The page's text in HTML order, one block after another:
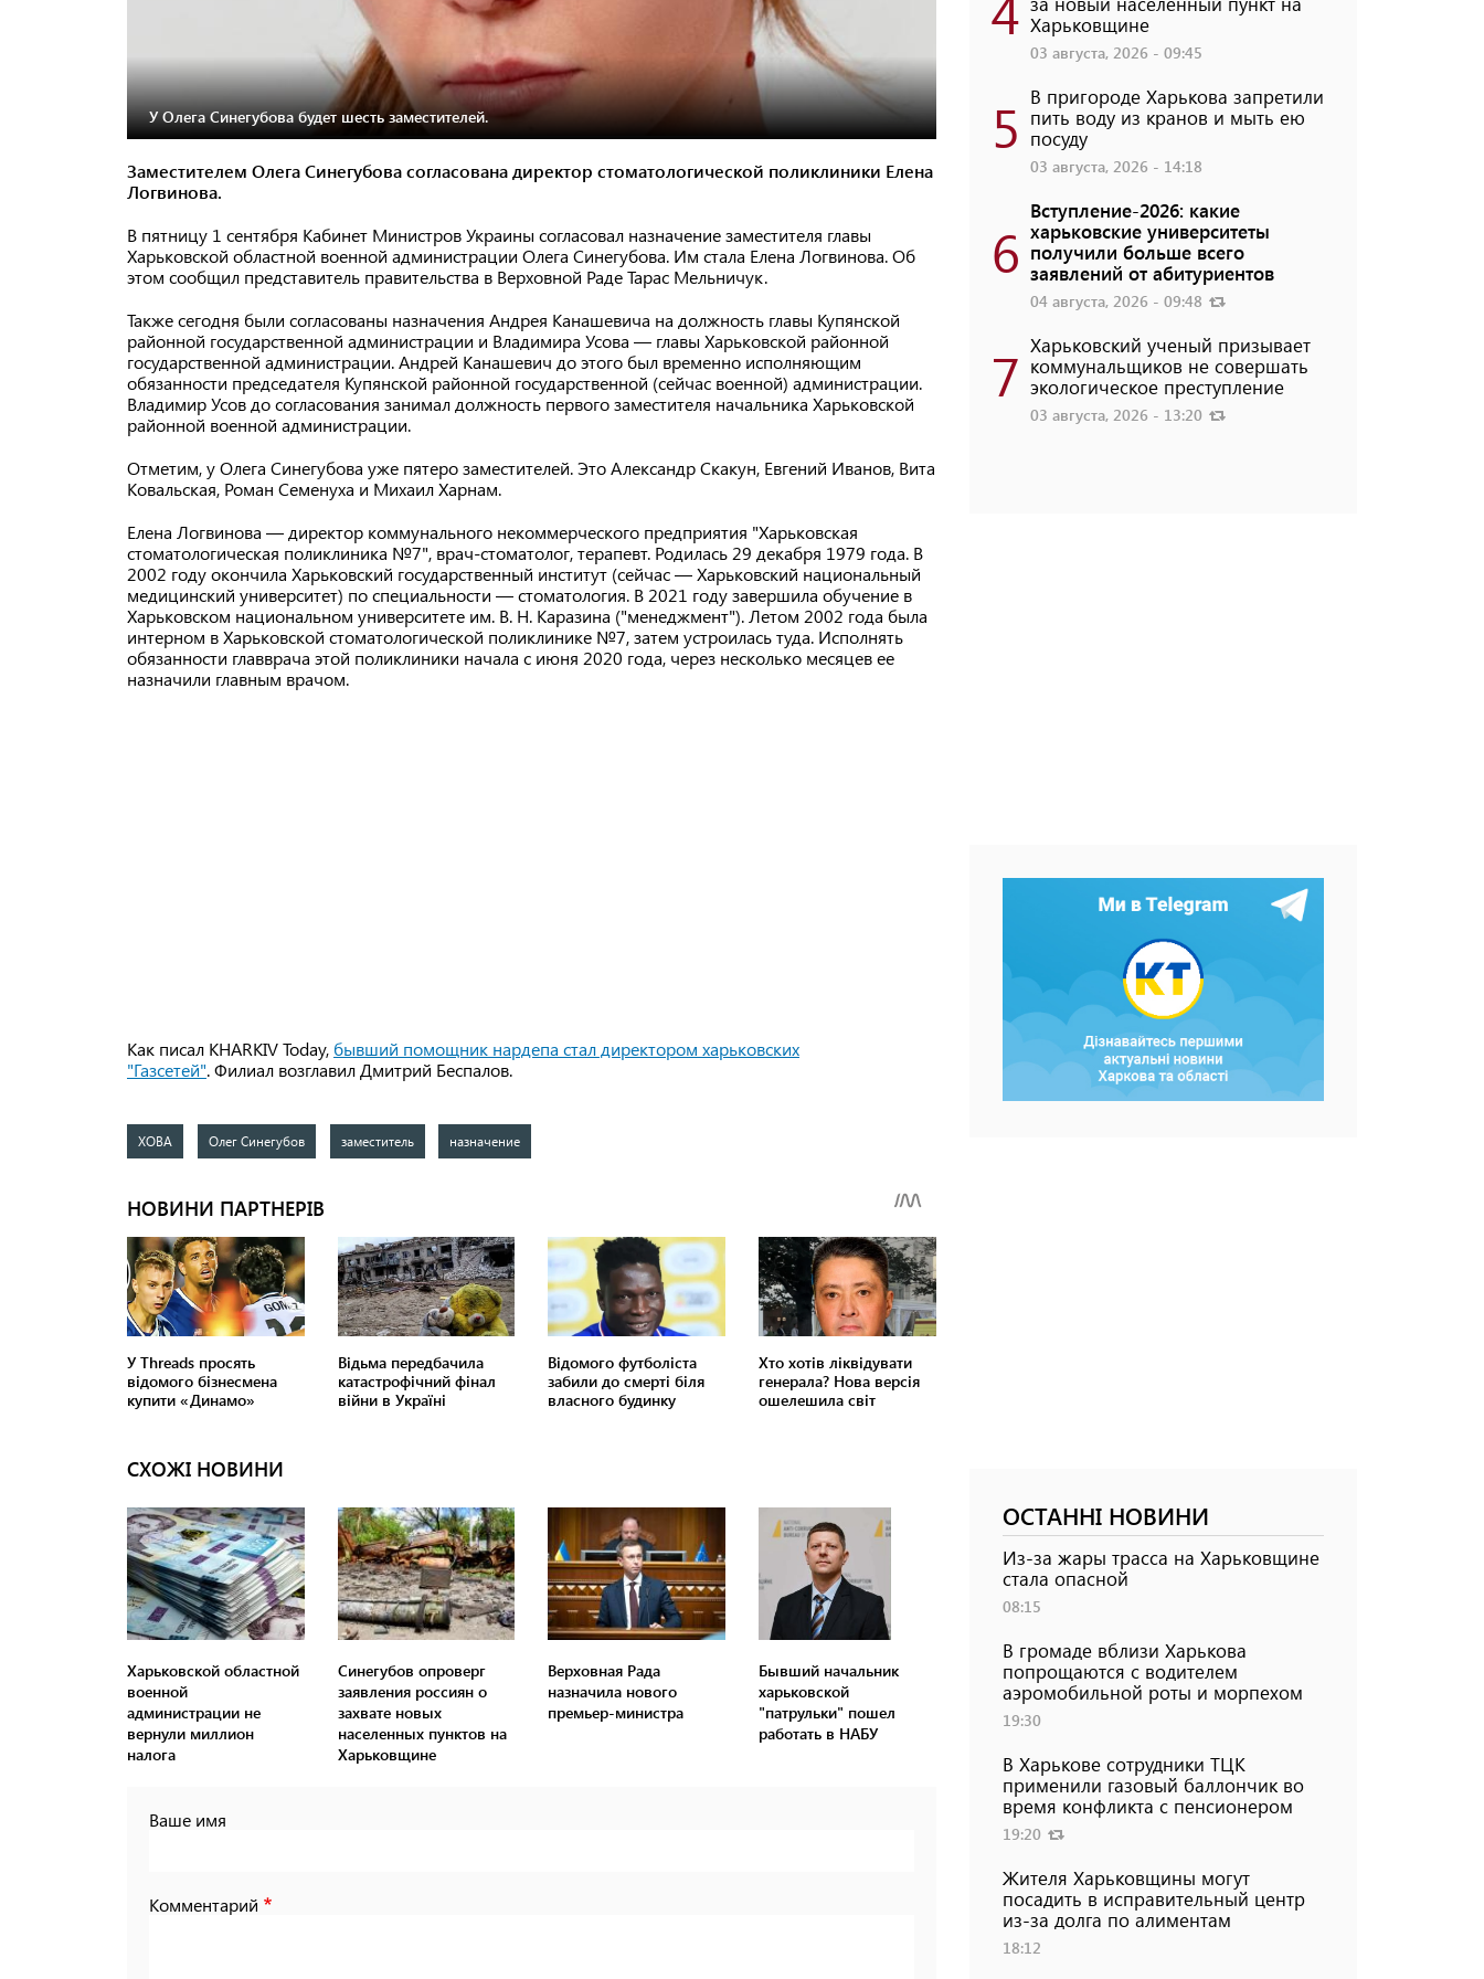
У Олега Синегубова будет шесть заместителей.
Заместителем Олега Синегубова согласована директор стоматологической поликлиники Елена
Логвинова.
В пятницу 1 сентября Кабинет Министров Украины согласовал назначение заместителя главы
Харьковской областной военной администрации Олега Синегубова. Им стала Елена Логвинова. Об
этом сообщил представитель правительства в Верховной Раде Тарас Мельничук.
Также сегодня были согласованы назначения Андрея Канашевича на должность главы Купянской
районной государственной администрации и Владимира Усова — главы Харьковской районной
государственной администрации. Андрей Канашевич до этого был временно исполняющим
обязанности председателя Купянской районной государственной (сейчас военной) администрации.
Владимир Усов до согласования занимал должность первого заместителя начальника Харьковской
районной военной администрации.
Отметим, у Олега Синегубова уже пятеро заместителей. Это Александр Скакун, Евгений Иванов, Вита
Ковальская, Роман Семенуха и Михаил Харнам.
Елена Логвинова — директор коммунального некоммерческого предприятия "Харьковская
стоматологическая поликлиника №7", врач-стоматолог, терапевт. Родилась 29 декабря 1979 года. В
2002 году окончила Харьковский государственный институт (сейчас — Харьковский национальный
медицинский университет) по специальности — стоматология. В 2021 году завершила обучение в
Харьковском национальном университете им. В. Н. Каразина ("менеджмент"). Летом 2002 года была
интерном в Харьковской стоматологической поликлинике №7, затем устроилась туда. Исполнять
обязанности главврача этой поликлиники начала с июня 2020 года, через несколько месяцев ее
назначили главным врачом.
Как писал KHARKIV Today, бывший помощник нардепа стал директором харьковских
"Газсетей". Филиал возглавил Дмитрий Беспалов.
ХОВА Олег Синегубов заместитель назначение
СХОЖІ НОВИНИ
Харьковской областной
военной
администрации не
вернули миллион
налога
Синегубов опроверг
заявления россиян о
захвате новых
населенных пунктов на
Харьковщине
Верховная Рада
назначила нового
премьер-министра
Бывший начальник
харьковской
"патрульки" пошел
работать в НАБУ
Ваше имя
Комментарий
Харьковщине
03 августа, 2026 - 09:45
5 В пригороде Харькова запретили
пить воду из кранов и мыть ею
посуду
03 августа, 2026 - 14:18
6
Вступление-2026: какие
харьковские университеты
получили больше всего
заявлений от абитуриентов
04 августа, 2026 - 09:48
7 Харьковский ученый призывает
коммунальщиков не совершать
экологическое преступление
03 августа, 2026 - 13:20
ОСТАННІ НОВИНИ
Из-за жары трасса на Харьковщине
стала опасной
08:15
В громаде вблизи Харькова
попрощаются с водителем
аэромобильной роты и морпехом
19:30
В Харькове сотрудники ТЦК
применили газовый баллончик во
время конфликта с пенсионером
19:20
Жителя Харьковщины могут
посадить в исправительный центр
из-за долга по алиментам
18:12